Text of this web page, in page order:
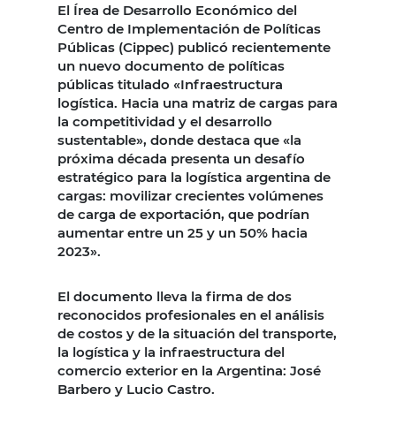
El Írea de Desarrollo Económico del
Centro de Implementación de Políticas
Públicas (Cippec) publicó recientemente
un nuevo documento de políticas
públicas titulado «Infraestructura
logística. Hacia una matriz de cargas para
la competitividad y el desarrollo
sustentable», donde destaca que «la
próxima década presenta un desafío
estratégico para la logística argentina de
cargas: movilizar crecientes volúmenes
de carga de exportación, que podrían
aumentar entre un 25 y un 50% hacia
2023».
El documento lleva la firma de dos
reconocidos profesionales en el análisis
de costos y de la situación del transporte,
la logística y la infraestructura del
comercio exterior en la Argentina: José
Barbero y Lucio Castro.